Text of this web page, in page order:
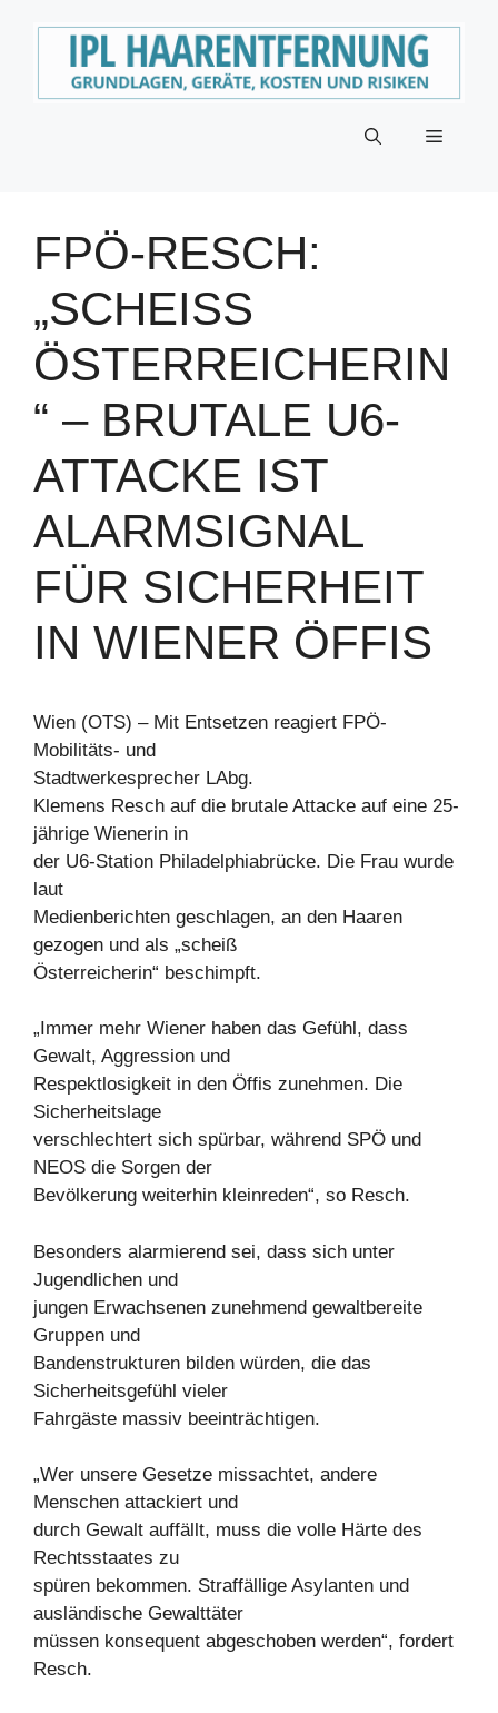
Menü
FPÖ-RESCH:
„SCHEISS Ö
STERREICHERIN“
– BRUTALE U6-A
TTACKE IST A
LARMSIGNAL F
ÜR SICHERHEIT I
N WIENER ÖFFIS
Wien (OTS) – Mit Entsetzen reagiert FPÖ-
Mobilitäts- und
Stadtwerkesprecher LAbg.
Klemens Resch auf die brutale Attacke auf eine 25-
jährige Wienerin in
der U6-Station Philadelphiabrücke. Die Frau wurde
laut
Medienberichten geschlagen, an den Haaren
gezogen und als „scheiß
Österreicherin“ beschimpft.
„Immer mehr Wiener haben das Gefühl, dass
Gewalt, Aggression und
Respektlosigkeit in den Öffis zunehmen. Die
Sicherheitslage
verschlechtert sich spürbar, während SPÖ und
NEOS die Sorgen der
Bevölkerung weiterhin kleinreden“, so Resch.
Besonders alarmierend sei, dass sich unter
Jugendlichen und
jungen Erwachsenen zunehmend gewaltbereite
Gruppen und
Bandenstrukturen bilden würden, die das
Sicherheitsgefühl vieler
Fahrgäste massiv beeinträchtigen.
„Wer unsere Gesetze missachtet, andere
Menschen attackiert und
durch Gewalt auffällt, muss die volle Härte des
Rechtsstaates zu
spüren bekommen. Straffällige Asylanten und
ausländische Gewalttäter
müssen konsequent abgeschoben werden“, fordert
Resch.